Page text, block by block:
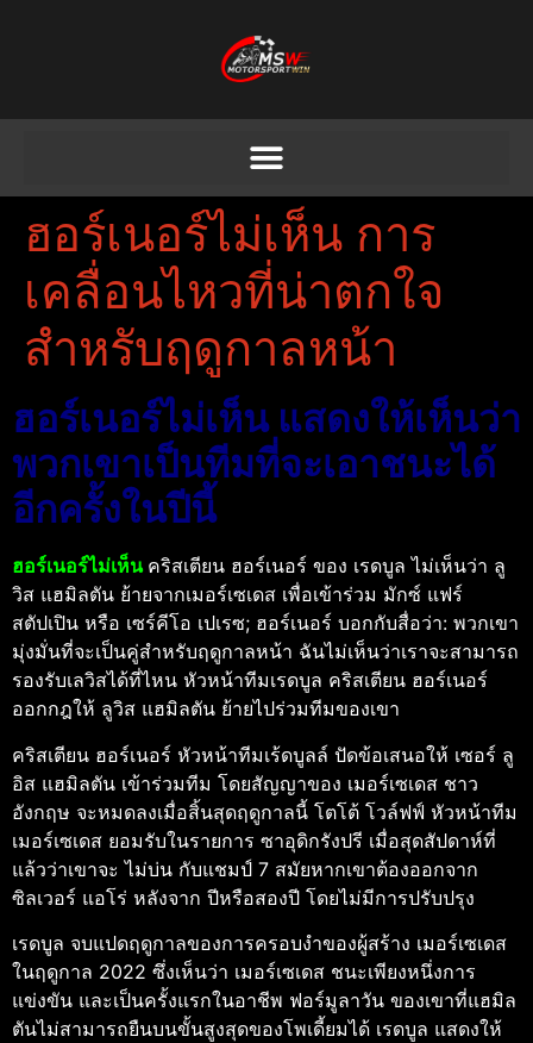
ฮอร์เนอร์ไม่เห็น การ
เคลื่อนไหวที่น่าตกใจ
สำหรับฤดูกาลหน้า
ฮอร์เนอร์ไม่เห็น แสดงให้เห็นว่า
พวกเขาเป็นทีมที่จะเอาชนะได้
อีกครั้งในปีนี้
ฮอร์เนอร์ไม่เห็น คริสเตียน ฮอร์เนอร์ ของ เรดบูล ไม่เห็นว่า ลู
วิส แฮมิลตัน ย้ายจากเมอร์เซเดส เพื่อเข้าร่วม มักซ์ แฟร์
สตัปเปิน หรือ เซร์คีโอ เปเรซ; ฮอร์เนอร์ บอกกับสื่อว่า: พวกเขา
มุ่งมั่นที่จะเป็นคู่สำหรับฤดูกาลหน้า ฉันไม่เห็นว่าเราจะสามารถ
รองรับเลวิสได้ที่ไหน หัวหน้าทีมเรดบูล คริสเตียน ฮอร์เนอร์
ออกกฎให้ ลูวิส แฮมิลตัน ย้ายไปร่วมทีมของเขา
คริสเตียน ฮอร์เนอร์ หัวหน้าทีมเร้ดบูลล์ ปัดข้อเสนอให้ เซอร์ ลู
อิส แฮมิลตัน เข้าร่วมทีม โดยสัญญาของ เมอร์เซเดส ชาว
อังกฤษ จะหมดลงเมื่อสิ้นสุดฤดูกาลนี้ โตโต้ โวล์ฟฟ์ หัวหน้าทีม
เมอร์เซเดส ยอมรับในรายการ ซาอุดิกรังปรี เมื่อสุดสัปดาห์ที่
แล้วว่าเขาจะ ไม่บ่น กับแชมป์ 7 สมัยหากเขาต้องออกจาก
ซิลเวอร์ แอโร่ หลังจาก ปีหรือสองปี โดยไม่มีการปรับปรุง
เรดบูล จบแปดฤดูกาลของการครอบงำของผู้สร้าง เมอร์เซเดส
ในฤดูกาล 2022 ซึ่งเห็นว่า เมอร์เซเดส ชนะเพียงหนึ่งการ
แข่งขัน และเป็นครั้งแรกในอาชีพ ฟอร์มูลาวัน ของเขาที่แฮมิล
ตันไม่สามารถยืนบนขั้นสูงสุดของโพเดี้ยมได้ เรดบูล แสดงให้